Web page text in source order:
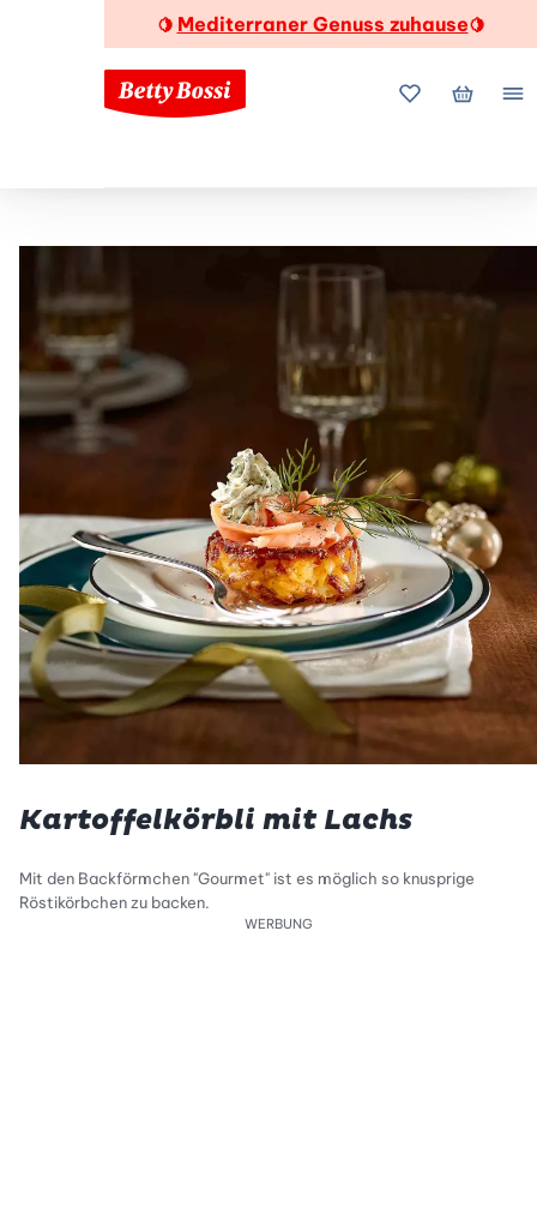
🍋 Mediterraner Genuss zuhause🍋
MeineMein
Kartoffelkörbli mit Lachs
Mit den Backförmchen "Gourmet" ist es möglich so knusprige
Röstikörbchen zu backen.
WERBUNG